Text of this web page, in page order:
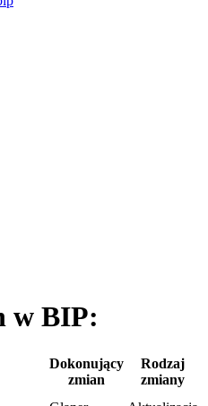
w BIP:
Dokonujący
zmian
Rodzaj
zmiany